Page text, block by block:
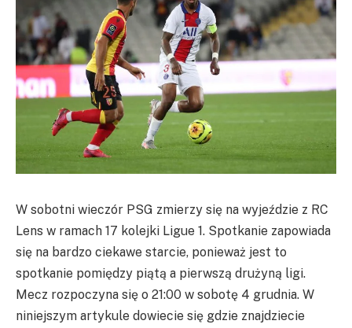
W sobotni wieczór PSG zmierzy się na wyjeździe z RC
Lens w ramach 17 kolejki Ligue 1. Spotkanie zapowiada
się na bardzo ciekawe starcie, ponieważ jest to
spotkanie pomiędzy piątą a pierwszą drużyną ligi.
Mecz rozpoczyna się o 21:00 w sobotę 4 grudnia. W
niniejszym artykule dowiecie się gdzie znajdziecie